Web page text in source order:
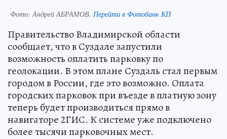
.
Фото: Андрей АБРАМОВ. Перейти в Фотобанк КП
Правительство Владимирской области
сообщает, что в Суздале запустили
возможность оплатить парковку по
геолокации. В этом плане Суздаль стал первым
городом в России, где это возможно. Оплата
городских парковок при въезде в платную зону
теперь будет производиться прямо в
навигаторе 2ГИС. К системе уже подключено
более тысячи парковочных мест.